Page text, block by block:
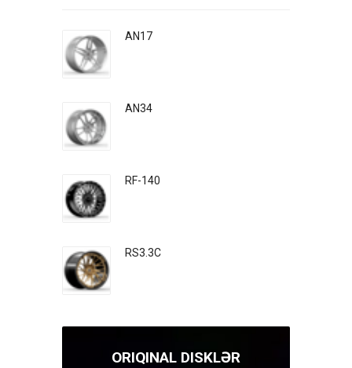
AN17
AN34
RF-140
RS3.3C
ORIQINAL DISKLƏR